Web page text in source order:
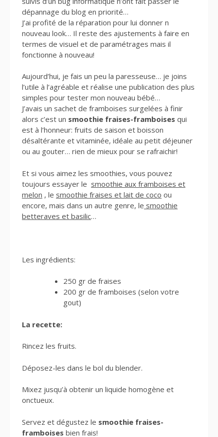
dépannage du blog en priorité…
J’ai profité de la réparation pour lui donner n
nouveau look… Il reste des ajustements à faire en
termes de visuel et de paramétrages mais il
fonctionne à nouveau!
Aujourd’hui, je fais un peu la paresseuse… je joins
l’utile à l’agréable et réalise une publication des plus
simples pour tester mon nouveau bébé…
J’avais un sachet de framboises surgelées à finir
alors c’est un smoothie fraises-framboises qui
est à l’honneur: fruits de saison et boisson
désaltérante et vitaminée, idéale au petit déjeuner
ou au gouter… rien de mieux pour se rafraichir!
Et si vous aimez les smoothies, vous pouvez
toujours essayer le smoothie aux framboises et
melon , le smoothie fraises et lait de coco ou
encore, mais dans un autre genre, le smoothie
betteraves et basilic…
Les ingrédients:
250 gr de fraises
200 gr de framboises (selon votre
gout)
La recette:
Rincez les fruits.
Déposez-les dans le bol du blender.
Mixez jusqu’à obtenir un liquide homogène et
onctueux.
Servez et dégustez le smoothie fraises-
framboises bien frais!